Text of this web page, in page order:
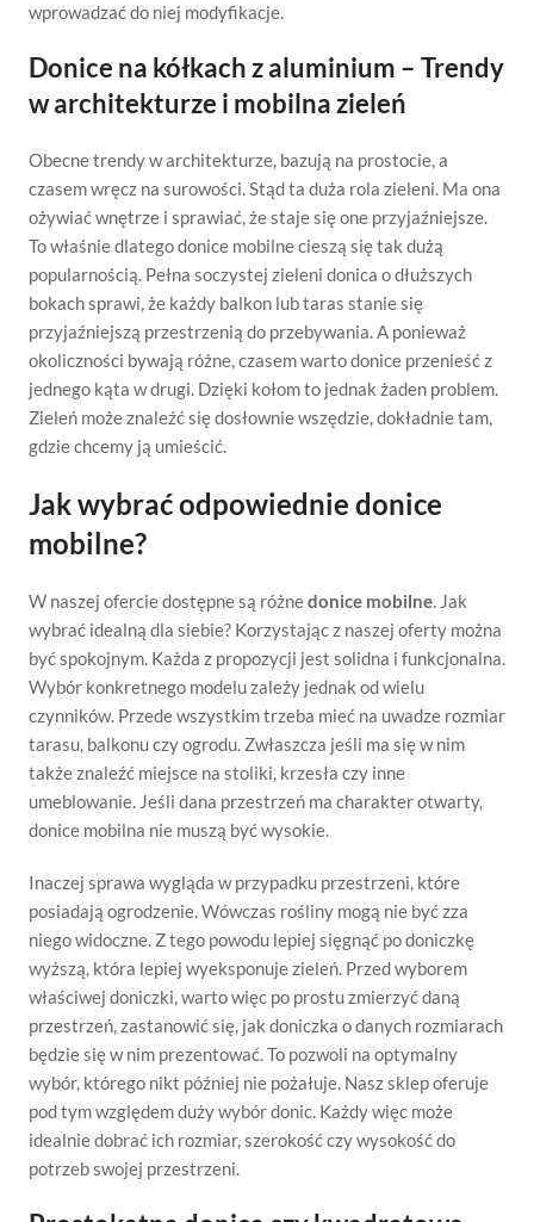
wprowadzać do niej modyfikacje.
Donice na kółkach z aluminium – Trendy
w architekturze i mobilna zieleń
Obecne trendy w architekturze, bazują na prostocie, a
czasem wręcz na surowości. Stąd ta duża rola zieleni. Ma ona
ożywiać wnętrze i sprawiać, że staje się one przyjaźniejsze.
To właśnie dlatego donice mobilne cieszą się tak dużą
popularnością. Pełna soczystej zieleni donica o dłuższych
bokach sprawi, że każdy balkon lub taras stanie się
przyjaźniejszą przestrzenią do przebywania. A ponieważ
okoliczności bywają różne, czasem warto donice przenieść z
jednego kąta w drugi. Dzięki kołom to jednak żaden problem.
Zieleń może znaleźć się dosłownie wszędzie, dokładnie tam,
gdzie chcemy ją umieścić.
Jak wybrać odpowiednie donice
mobilne?
W naszej ofercie dostępne są różnedonice mobilne. Jak
wybrać idealną dla siebie? Korzystając z naszej oferty można
być spokojnym. Każda z propozycji jest solidna i funkcjonalna.
Wybór konkretnego modelu zależy jednak od wielu
czynników. Przede wszystkim trzeba mieć na uwadze rozmiar
tarasu, balkonu czy ogrodu. Zwłaszcza jeśli ma się w nim
także znaleźć miejsce na stoliki, krzesła czy inne
umeblowanie. Jeśli dana przestrzeń ma charakter otwarty,
donice mobilna nie muszą być wysokie.
Inaczej sprawa wygląda w przypadku przestrzeni, które
posiadają ogrodzenie. Wówczas rośliny mogą nie być zza
niego widoczne. Z tego powodu lepiej sięgnąć po doniczkę
wyższą, która lepiej wyeksponuje zieleń. Przed wyborem
właściwej doniczki, warto więc po prostu zmierzyć daną
przestrzeń, zastanowić się, jak doniczka o danych rozmiarach
będzie się w nim prezentować. To pozwoli na optymalny
wybór, którego nikt później nie pożałuje. Nasz sklep oferuje
pod tym względem duży wybór donic. Każdy więc może
idealnie dobrać ich rozmiar, szerokość czy wysokość do
potrzeb swojej przestrzeni.